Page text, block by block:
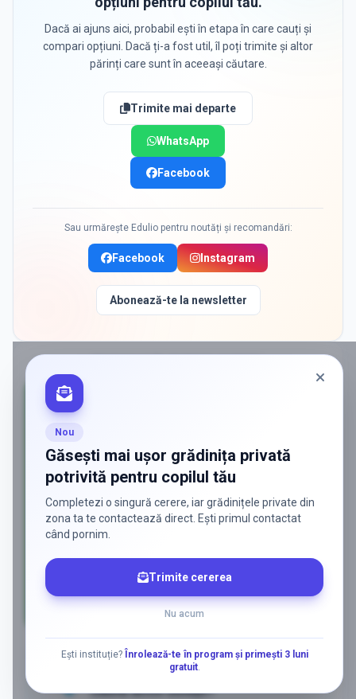
Dacă ai ajuns aici, probabil ești în etapa în care cauți și
compari opțiuni. Dacă ți-a fost util, îl poți trimite și altor
părinți care sunt în aceeași căutare.
Trimite mai departe
WhatsApp
Facebook
Sau urmărește Edulio pentru noutăți și recomandări:
Facebook Instagram
Abonează-te la newsletter
Nou
Găsești mai ușor grădinița privată
potrivită pentru copilul tău
Completezi o singură cerere, iar grădinițele private din
zona ta te contactează direct. Ești primul contactat
când pornim.
Trimite cererea
Nu acum
Ești instituție?
Înrolează-te în program și primești 3 luni
gratuit.
Vrei să ajungi la părinții care
caută activ soluții?